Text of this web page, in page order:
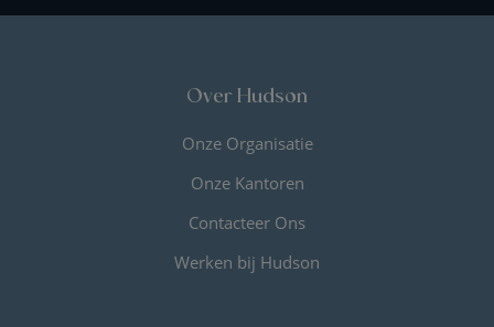
Over Hudson
Onze Organisatie
Onze Kantoren
Contacteer Ons
Werken bij Hudson